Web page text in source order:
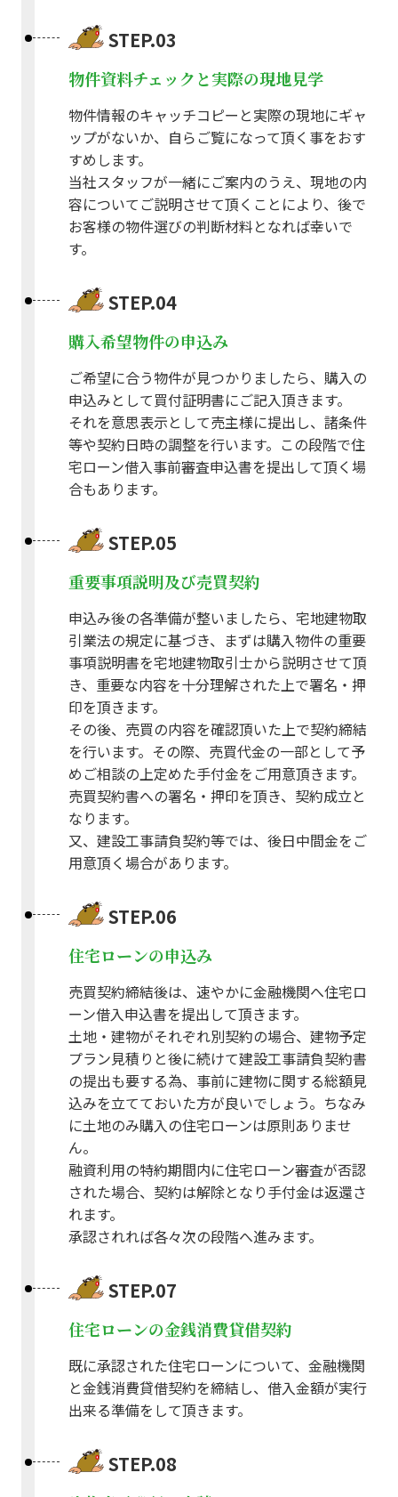
STEP.03
物件資料チェックと実際の現地見学
物件情報のキャッチコピーと実際の現地にギャ
ップがないか、自らご覧になって頂く事をおす
すめします。
当社スタッフが一緒にご案内のうえ、現地の内
容についてご説明させて頂くことにより、後で
お客様の物件選びの判断材料となれば幸いで
す。
STEP.04
購入希望物件の申込み
ご希望に合う物件が見つかりましたら、購入の
申込みとして買付証明書にご記入頂きます。
それを意思表示として売主様に提出し、諸条件
等や契約日時の調整を行います。この段階で住
宅ローン借入事前審査申込書を提出して頂く場
合もあります。
STEP.05
重要事項説明及び売買契約
申込み後の各準備が整いましたら、宅地建物取
引業法の規定に基づき、まずは購入物件の重要
事項説明書を宅地建物取引士から説明させて頂
き、重要な内容を十分理解された上で署名・押
印を頂きます。
その後、売買の内容を確認頂いた上で契約締結
を行います。その際、売買代金の一部として予
めご相談の上定めた手付金をご用意頂きます。
売買契約書への署名・押印を頂き、契約成立と
なります。
又、建設工事請負契約等では、後日中間金をご
用意頂く場合があります。
STEP.06
住宅ローンの申込み
売買契約締結後は、速やかに金融機関へ住宅ロ
ーン借入申込書を提出して頂きます。
土地・建物がそれぞれ別契約の場合、建物予定
プラン見積りと後に続けて建設工事請負契約書
の提出も要する為、事前に建物に関する総額見
込みを立てておいた方が良いでしょう。ちなみ
に土地のみ購入の住宅ローンは原則ありませ
ん。
融資利用の特約期間内に住宅ローン審査が否認
された場合、契約は解除となり手付金は返還さ
れます。
承認されれば各々次の段階へ進みます。
STEP.07
住宅ローンの金銭消費貸借契約
既に承認された住宅ローンについて、金融機関
と金銭消費貸借契約を締結し、借入金額が実行
出来る準備をして頂きます。
STEP.08